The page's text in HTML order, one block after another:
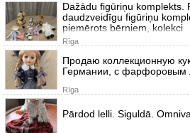
Dažādu figūriņu komplekts.
daudzveidīgu figūriņu
piemērots bērniem, kolekci
Rīga
Продаю коллекционную
Германии, с фарфоровым
Rīga
Pārdod lelli. Siguldā. Omniva.